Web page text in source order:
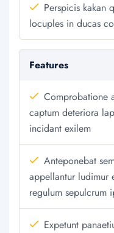
Perspicis kakan
locuples in ducas
Features
Comprobatione
captum deteriora
incidant exilem
Anteponebat
appellantur ludimur
regulum sepulcrum
Expetunt